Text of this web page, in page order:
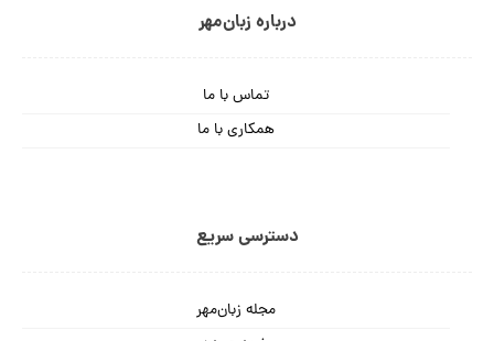
درباره زبان‌مهر
تماس با ما
همکاری با ما
دسترسی سریع
مجله زبان‌مهر